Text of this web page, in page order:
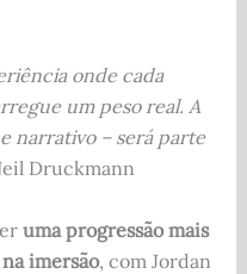
onde cada
um peso real. A
narrativo – será parte
Druckmann
uma progressão mais
imersão, com Jordan